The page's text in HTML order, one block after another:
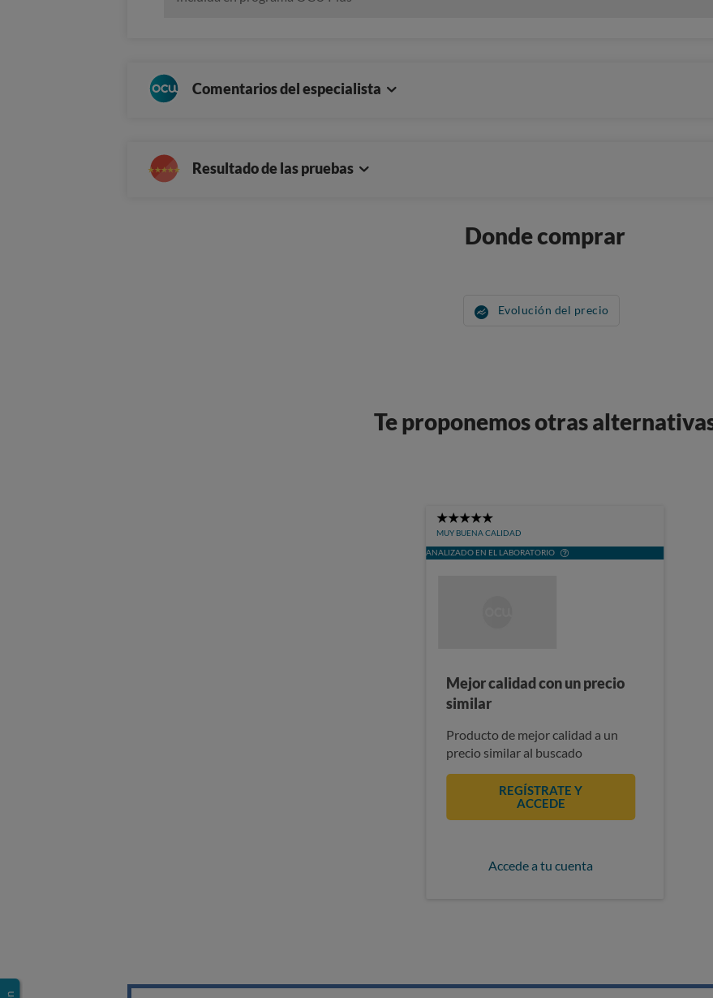
Comentarios del especialista
Resultado de las pruebas
Donde comprar
Evolución del precio
Te proponemos otras
5
Stars
MUY BUENA CALIDAD
ANALIZADO EN EL LABORATORIO
Mejor calidad con un precio
similar
Producto de mejor calidad a un
precio similar al buscado
REGÍSTRATE Y
ACCEDE
Accede a tu cuenta